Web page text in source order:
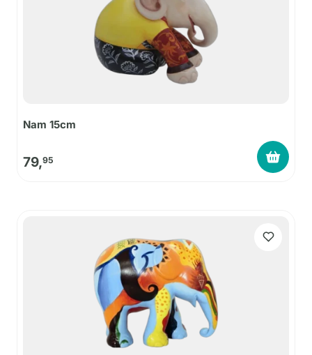
Nam 15cm
79,95